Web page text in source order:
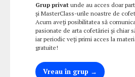
Grup privat unde au acces doar
și MasterClass-urile noastre de
Acum aveți posibilitatea să
pasionate de arta cofetăriei și chiar
iar periodic veți primi acces la
gratuite!
Vreau în grup →